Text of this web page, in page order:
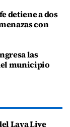
detiene a dos
con
las
municipio
Lava Live